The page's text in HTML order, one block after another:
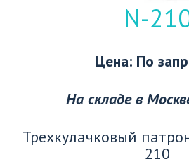
N-
Цена: По
На складе в
Трехкулачковый
210